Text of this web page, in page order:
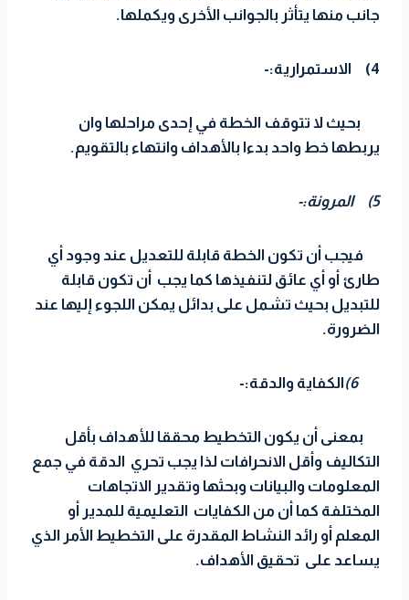
جانب منها يتأثر بالجوانب الأخرى ويكملها.
4) الاستمرارية:-
بحيث لا تتوقف الخطة في إحدى مراحلها وان
يربطها خط واحد بدءا بالأهداف وانتهاء بالتقويم.
5) المرونة:-
فيجب أن تكون الخطة قابلة للتعديل عند وجود أي
طارئ أو أي عائق لتنفيذها كما يجب أن تكون قابلة
للتبديل بحيث تشمل على بدائل يمكن اللجوء إليها عند
الضرورة.
6) الكفاية والدقة:-
بمعنى أن يكون التخطيط محققا للأهداف بأقل
التكاليف وأقل الانحرافات لذا يجب تحري الدقة في جمع
المعلومات والبيانات وبحثها وتقدير الاتجاهات
المختلفة كما أن من الكفايات التعليمية للمدير أو
المعلم أو رائد النشاط المقدرة على التخطيط الأمر الذي
يساعد على تحقيق الأهداف.